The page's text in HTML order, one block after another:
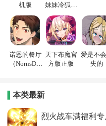
机版
妹妹冷狐游
诺恩的餐厅
（NornsDin
天下布魔官
方版正版
爱是不
失的
本类最新
烈火战车满福利专